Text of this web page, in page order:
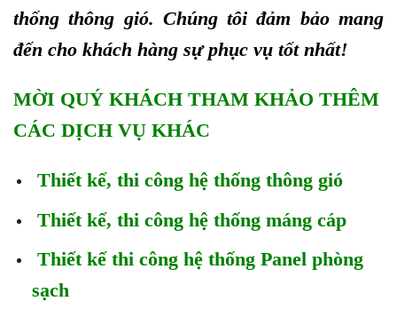
thống thông gió. Chúng tôi đảm bảo mang
đến cho khách hàng sự phục vụ tốt nhất!
MỜI QUÝ KHÁCH THAM KHẢO THÊM
CÁC DỊCH VỤ KHÁC
Thiết kế, thi công hệ thống thông gió
Thiết kế, thi công hệ thống máng cáp
Thiết kế thi công hệ thống Panel phòng
sạch